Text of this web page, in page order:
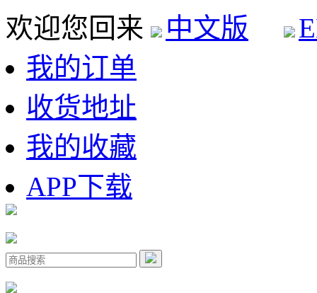
欢迎您回来 中文版
我的订单
收货地址
我的收藏
APP下载